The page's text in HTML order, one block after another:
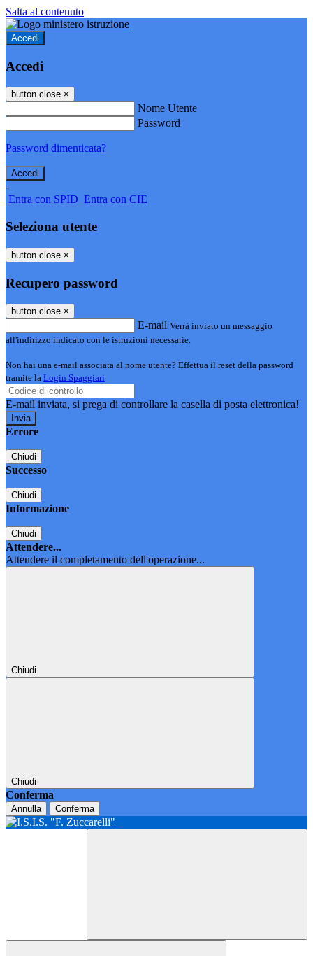
Salta al contenuto
Accedi
Accedi
button close ×
Nome Utente
Password
Password dimenticata?
-
Entra con SPID Entra con CIE
Seleziona utente
button close ×
Recupero password
button close ×
E-mail Verrà inviato un messaggio
all'indirizzo indicato con le istruzioni necessarie.
Non hai una e-mail associata al nome utente? Effettua il reset della password
tramite la Login Spaggiari
E-mail inviata, si prega di controllare la casella di posta elettronica!
Errore
Chiudi
Successo
Chiudi
Informazione
Chiudi
Attendere...
Attendere il completamento dell'operazione...
Chiudi
Chiudi
Conferma
Annulla Conferma